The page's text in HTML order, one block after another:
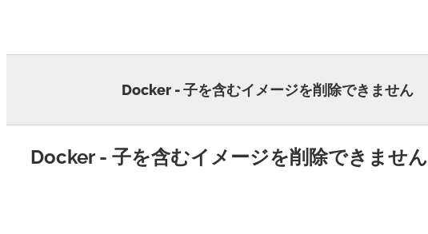
Docker - 子を含むイメージを削除できません
Docker - 子を含むイメージを削除できません